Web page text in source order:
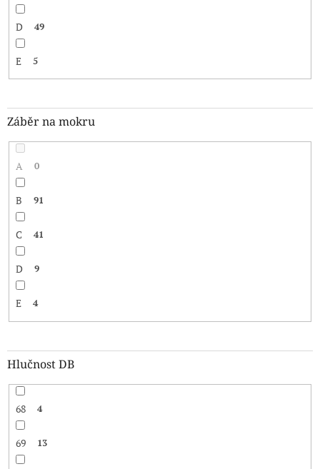
D 49
E 5
Záběr na mokru
A 0
B 91
C 41
D 9
E 4
Hlučnost DB
68 4
69 13